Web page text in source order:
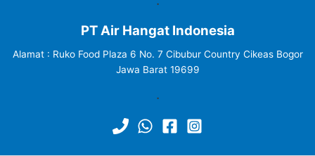
PT Air Hangat Indonesia
Alamat : Ruko Food Plaza 6 No. 7 Cibubur Country Cikeas Bogor
Jawa Barat 19699
.